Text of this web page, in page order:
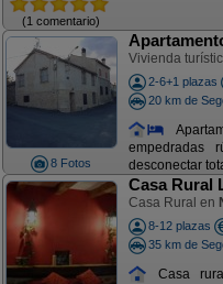
(1 comentario)
8 Fotos
Vivienda
2-6+1 plazas
20 km de
desconectar
Casa Rural
Casa Rural en
8-12 plazas
35 km de
Casa